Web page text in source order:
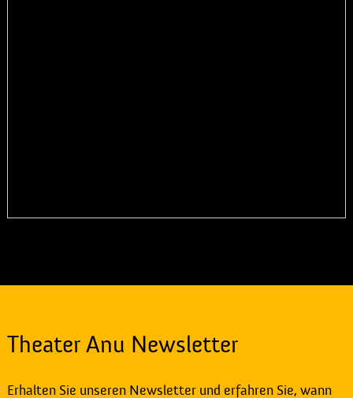
Theater Anu Newsletter
Erhalten Sie unseren Newsletter und erfahren Sie, wann